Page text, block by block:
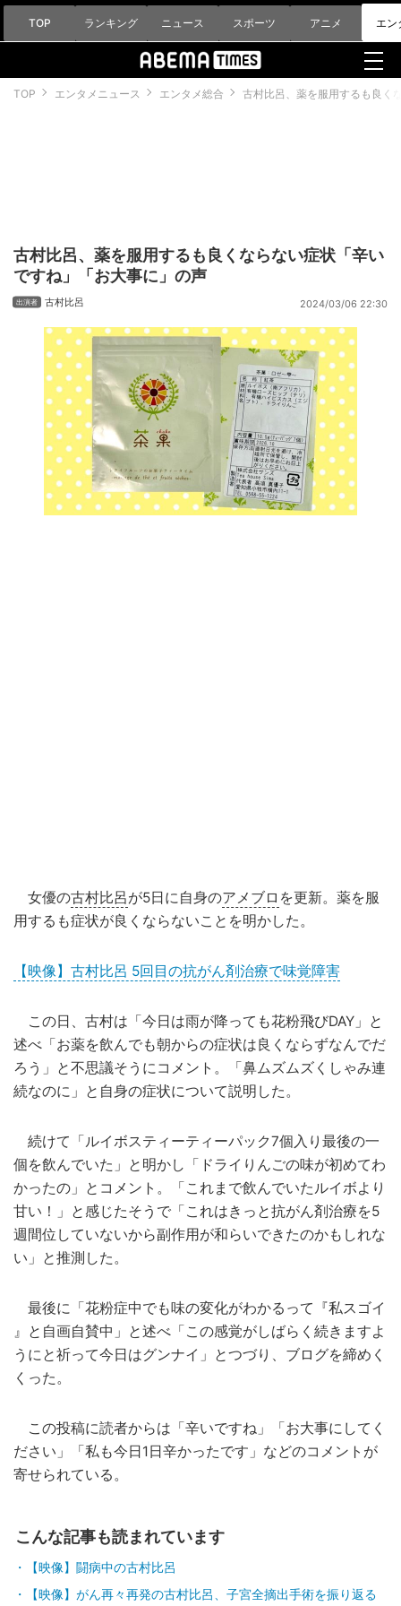
TOP ランキング ニュース スポーツ アニメ エン
TOP エンタメニュース エンタメ総合 古村比呂、薬を服用するも良く
古村比呂、薬を服用するも良くならない症状「辛い
ですね」「お大事に」の声
古村比呂 2024/03/06 22:30
女優の古村比呂が5日に自身のアメブロ を更新。薬を服
用するも症状が良くならないことを明かした。
【映像】古村比呂 5回目の抗がん剤治療で味覚障害
この日、古村は「今日は雨が降っても花粉飛びDAY」と
述べ「お薬を飲んでも朝からの症状は良くならずなんでだ
ろう」と不思議そうにコメント。「鼻ムズムズくしゃみ連
続なのに」と自身の症状について説明した。
続けて「ルイボスティーティーパック7個入り最後の一
個を飲んでいた」と明かし「ドライりんごの味が初めてわ
かったの」とコメント。「これまで飲んでいたルイボより
甘い！」と感じたそうで「これはきっと抗がん剤治療を5
週間位していないから副作用が和らいできたのかもしれな
い」と推測した。
最後に「花粉症中でも味の変化がわかるって『私スゴイ
』と自画自賛中」と述べ「この感覚がしばらく続きますよ
うにと祈って今日はグンナイ」とつづり、ブログを締めく
くった。
この投稿に読者からは「辛いですね」「お大事にしてく
ださい」「私も今日1日辛かったです」などのコメントが
寄せられている。
こんな記事も読まれています
【映像】闘病中の古村比呂
【映像】がん再々再発の古村比呂、子宮全摘出手術を振り返る